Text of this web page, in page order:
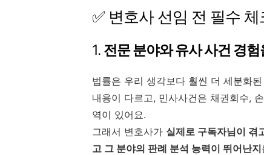
✅ 변호사 선임 전 필수
1. 전문 분야와 유사 사건 경
법률은 우리 생각보다 훨씬 더 세분화
내용이 다르고, 민사사건은 채권회수,
역이 있어요.
그래서 변호사가 실제로 구독자님이 겪
고 그 분야의 판례 분석 능력이 뛰어난지